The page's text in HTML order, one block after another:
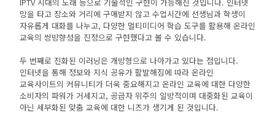
망을 타고 장소와 거리에 구애받지 않고 수업시간에 선생님과 학생이
자유롭게 대화를 나누고, 다양한 멀티미디어 학습 도구를 활용해 온라인
교육의 쌍방향성을 진정으로 구현했다고 볼 수 있습니다.
두 번째로 진화된 이러닝은 개방형으로 나아가고 있다는 점입니다.
인터넷을 통해 정보와 지식 공유가 활발해짐에 따라 온라인
교육사이트의 커뮤니티가 더욱 중요해지고 온라인 교육에 대한 다양한
소비자의 파워가 거세지고, 공급자 위주의 일방적이며 대중화된 교육이
아닌 세부화된 맞춤 교육에 대한 니즈가 생기게 된 것입니다.